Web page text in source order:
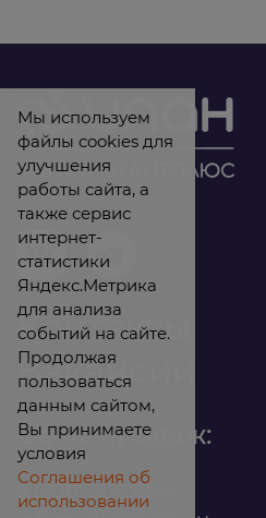
Контакты
Вакансии
Офис продаж:
Мы используем
файлы cookies для
улучшения
работы сайта, а
также сервис
интернет-
статистики
Яндекс.Метрика
для анализа
событий на сайте.
Продолжая
пользоваться
данным сайтом,
Вы принимаете
условия
Соглашения об
использовании